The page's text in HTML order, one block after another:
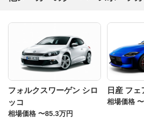
フォルクスワーゲン シロ
ッコ
相場価格 〜85.3万円
日産 フ
相場価格